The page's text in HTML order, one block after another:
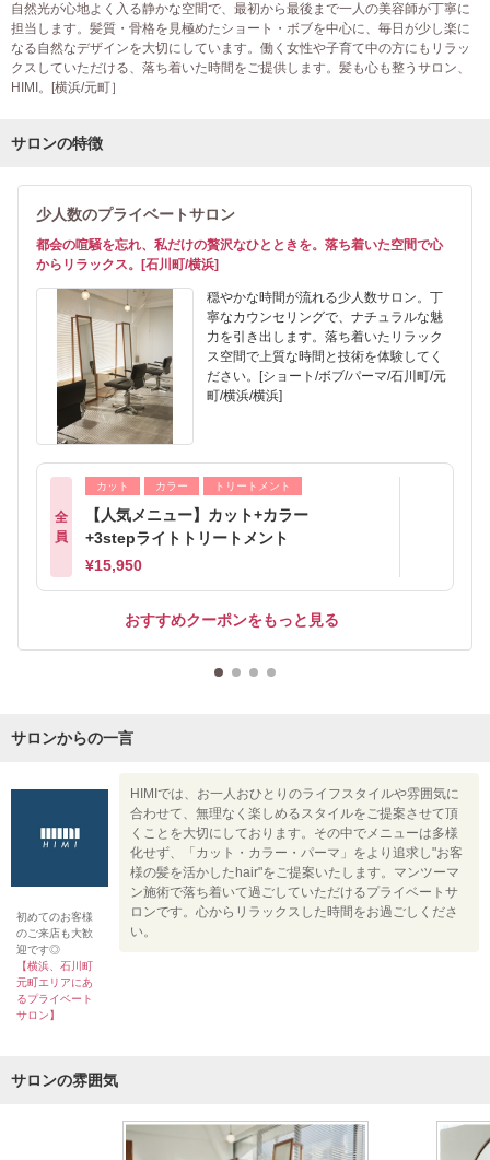
自然光が心地よく入る静かな空間で、最初から最後まで一人の美容師が丁寧に
担当します。髪質・骨格を見極めたショート・ボブを中心に、毎日が少し楽に
なる自然なデザインを大切にしています。働く女性や子育て中の方にもリラッ
クスしていただける、落ち着いた時間をご提供します。髪も心も整うサロン、
HIMI。[横浜/元町］
サロンの特徴
少人数のプライベートサロン
都会の喧騒を忘れ、私だけの贅沢なひとときを。落ち着いた空間で心
からリラックス。[石川町/横浜]
穏やかな時間が流れる少人数サロン。丁
寧なカウンセリングで、ナチュラルな魅
力を引き出します。落ち着いたリラック
ス空間で上質な時間と技術を体験してく
ださい。[ショート/ボブ/パーマ/石川町/元
町/横浜/横浜]
全
員
カット カラー トリートメント
【人気メニュー】カット+カラー
+3stepライトトリートメント
¥15,950
おすすめクーポンをもっと見る
サロンからの一言
初めてのお客様
のご来店も大歓
迎です◎
【横浜、石川町
元町エリアにあ
るプライベート
サロン】
HIMIでは、お一人おひとりのライフスタイルや雰囲気に
合わせて、無理なく楽しめるスタイルをご提案させて頂
くことを大切にしております。その中でメニューは多様
化せず、「カット・カラー・パーマ」をより追求し"お客
様の髪を活かしたhair"をご提案いたします。マンツーマ
ン施術で落ち着いて過ごしていただけるプライベートサ
ロンです。心からリラックスした時間をお過ごしくださ
い。
サロンの雰囲気